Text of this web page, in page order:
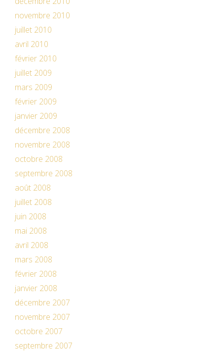
novembre 2010
juillet 2010
avril 2010
février 2010
juillet 2009
mars 2009
février 2009
janvier 2009
décembre 2008
novembre 2008
octobre 2008
septembre 2008
août 2008
juillet 2008
juin 2008
mai 2008
avril 2008
mars 2008
février 2008
janvier 2008
décembre 2007
novembre 2007
octobre 2007
septembre 2007